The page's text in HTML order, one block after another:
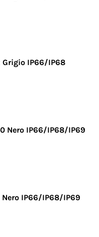
Grigio IP66/IP68
Nero IP66/IP68/IP69
Nero IP66/IP68/IP69